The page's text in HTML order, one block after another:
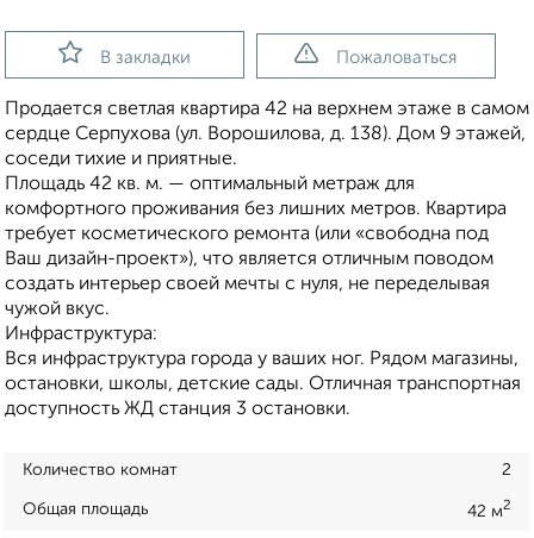
В закладки Пожаловаться
Продается светлая квартира 42 на верхнем этаже в самом
сердце Серпухова (ул. Ворошилова, д. 138). Дом 9 этажей,
соседи тихие и приятные.
Площадь 42 кв. м. — оптимальный метраж для
комфортного проживания без лишних метров. Квартира
требует косметического ремонта (или «свободна под
Ваш дизайн-проект»), что является отличным поводом
создать интерьер своей мечты с нуля, не переделывая
чужой вкус.
Инфраструктура:
Вся инфраструктура города у ваших ног. Рядом магазины,
остановки, школы, детские сады. Отличная транспортная
доступность ЖД станция 3 остановки.
Количество комнат 2
Общая площадь 42 м2